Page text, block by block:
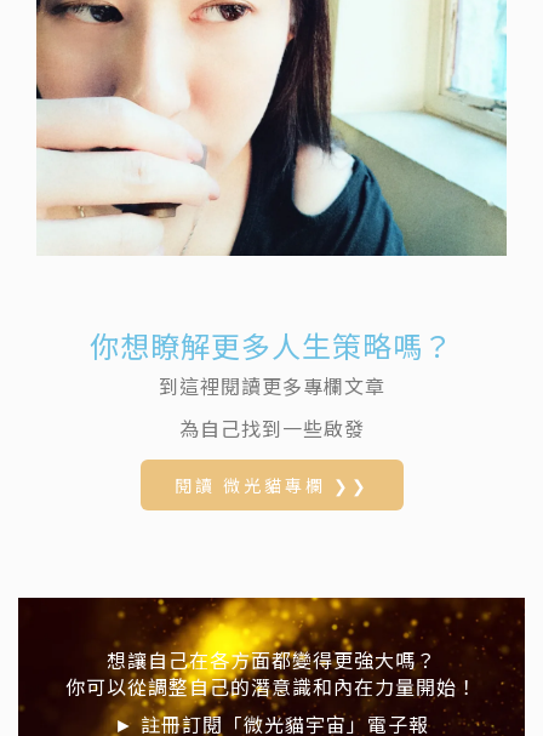
你想瞭解更多人生策略嗎？
到這裡閱讀更多專欄文章
為自己找到一些啟發
閱讀 微光貓專欄 ❯❯
想讓自己在各方面都變得更強大嗎？
你可以從調整自己的潛意識和內在力量開始！
► 註冊訂閱「微光貓宇宙」電子報